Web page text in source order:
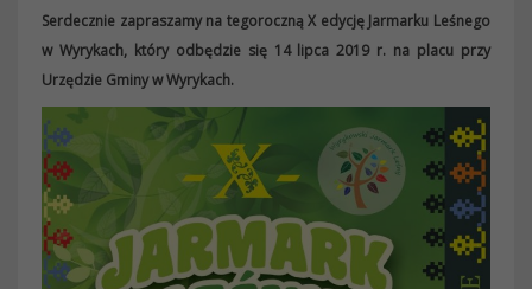
Serdecznie zapraszamy na tegoroczną X edycję Jarmarku Leśnego
w Wyrykach, który odbędzie się 14 lipca 2019 r. na placu przy
Urzędzie Gminy w Wyrykach.